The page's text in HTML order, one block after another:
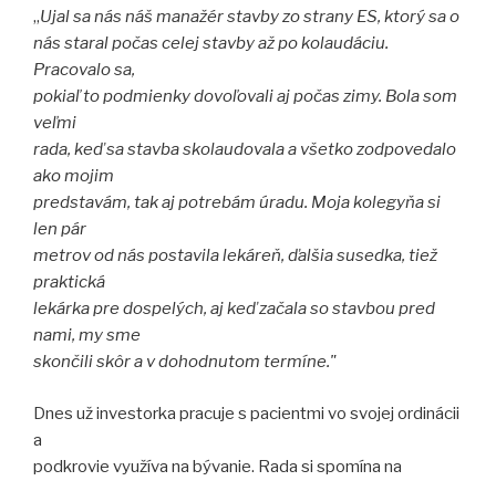
„Ujal sa nás náš manažér stavby zo strany ES, ktorý sa o
nás staral počas celej stavby až po kolaudáciu.
Pracovalo sa,
pokiaľ to podmienky dovoľovali aj počas zimy. Bola som
veľmi
rada, keď sa stavba skolaudovala a všetko zodpovedalo
ako mojim
predstavám, tak aj potrebám úradu. Moja kolegyňa si
len pár
metrov od nás postavila lekáreň, ďalšia susedka, tiež
praktická
lekárka pre dospelých, aj keď začala so stavbou pred
nami, my sme
skončili skôr a v dohodnutom termíne."
Dnes už investorka pracuje s pacientmi vo svojej ordinácii
a
podkrovie využíva na bývanie. Rada si spomína na